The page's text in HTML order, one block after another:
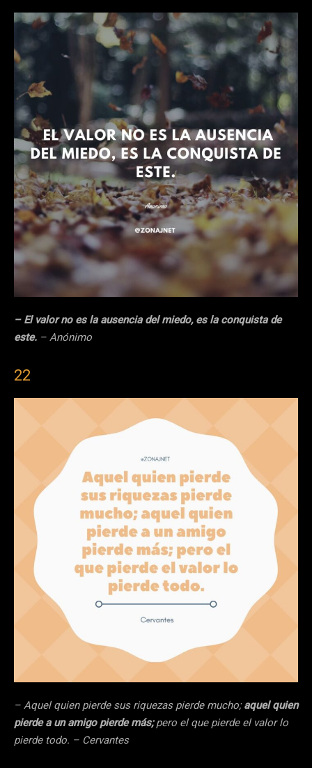
– El valor no es la ausencia del miedo, es la conquista de
este. – Anónimo
22
– Aquel quien pierde sus riquezas pierde mucho;aquel quien
pierde a un amigo pierde más;pero el que pierde el valor lo
pierde todo. – Cervantes